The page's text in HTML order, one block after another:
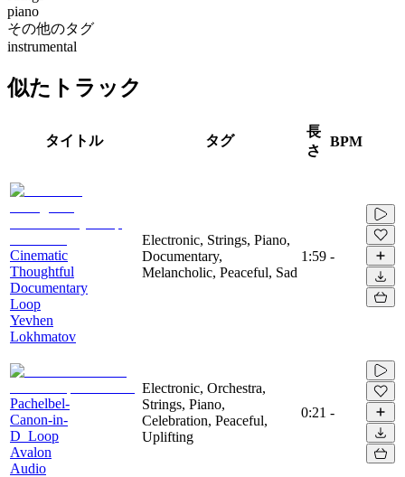
piano
その他のタグ
instrumental
似たトラック
タイトル タグ
長
さ
BPM
Cinematic
Thoughtful
Documentary
Loop
Yevhen
Lokhmatov
Electronic, Strings, Piano,
Documentary,
Melancholic, Peaceful, Sad
1:59 -
Pachelbel-
Canon-in-
D_Loop
Avalon
Audio
Electronic, Orchestra,
Strings, Piano,
Celebration, Peaceful,
Uplifting
0:21 -